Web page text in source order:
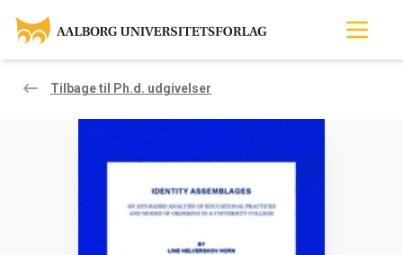
Tilbage til Ph.d. udgivelser